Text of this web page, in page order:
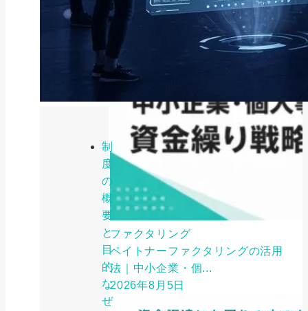
制
度
の
概
要
と
目
的：
な
ぜ
ファクタリング
ペイトナーファクタリングの活用
法｜中小企業・個...
2026年8月5日